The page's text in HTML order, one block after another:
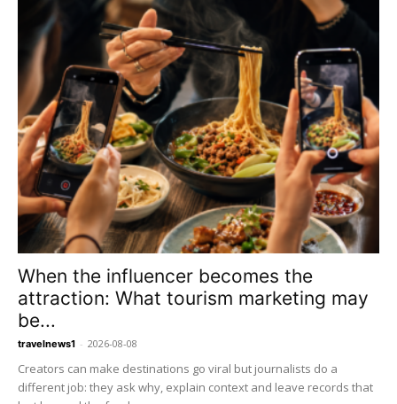
When the influencer becomes the
attraction: What tourism marketing may
be...
travelnews1 - 2026-08-08
Creators can make destinations go viral but journalists do a
different job: they ask why, explain context and leave records that